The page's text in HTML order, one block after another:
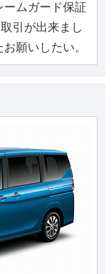
ムガード保証
引が出来まし
願いしたい。